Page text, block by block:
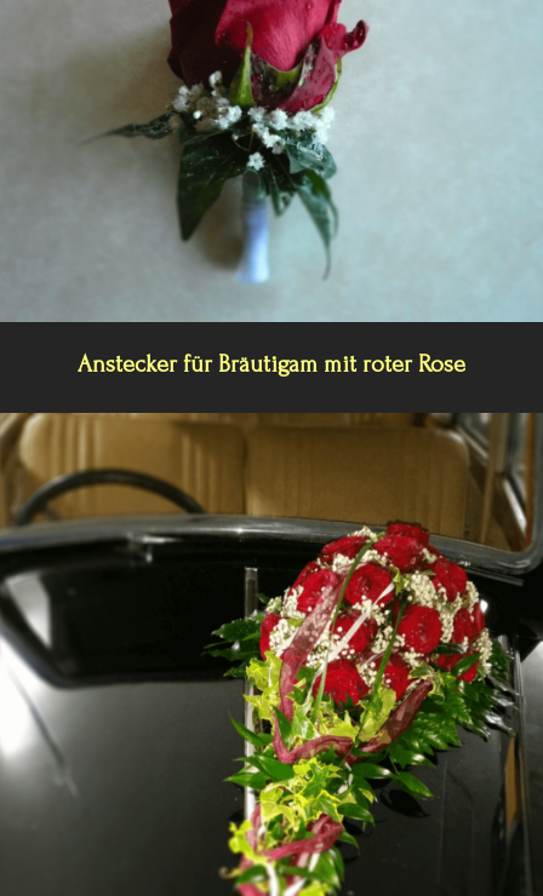
Anstecker für Bräutigam mit roter Rose